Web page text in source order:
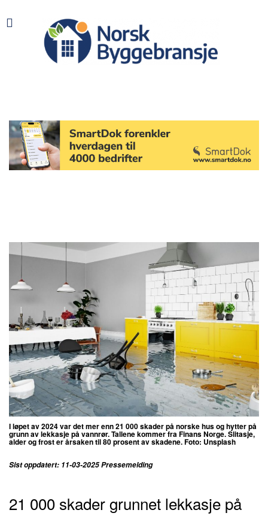
I løpet av 2024 var det mer enn 21 000 skader på norske hus og hytter på
grunn av lekkasje på vannrør.Tallene kommer fra Finans Norge. Slitasje,
alder og frost er årsaken til 80 prosent av skadene. Foto: Unsplash
Sist oppdatert: 11-03-2025 Pressemelding
21 000 skader grunnet lekkasje på